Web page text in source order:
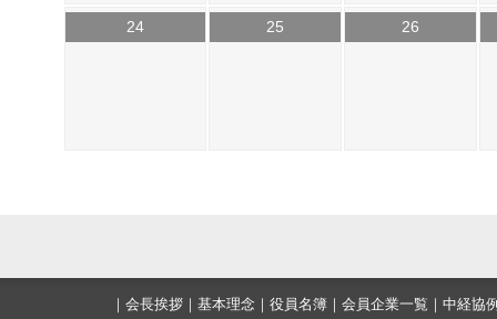
24 25 26
｜ 会長挨拶 ｜ 基本理念 ｜ 役員名簿 ｜ 会員企業一覧 ｜ 中経協